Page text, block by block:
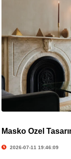
Masko Özel
2026-07-11 19:46:09